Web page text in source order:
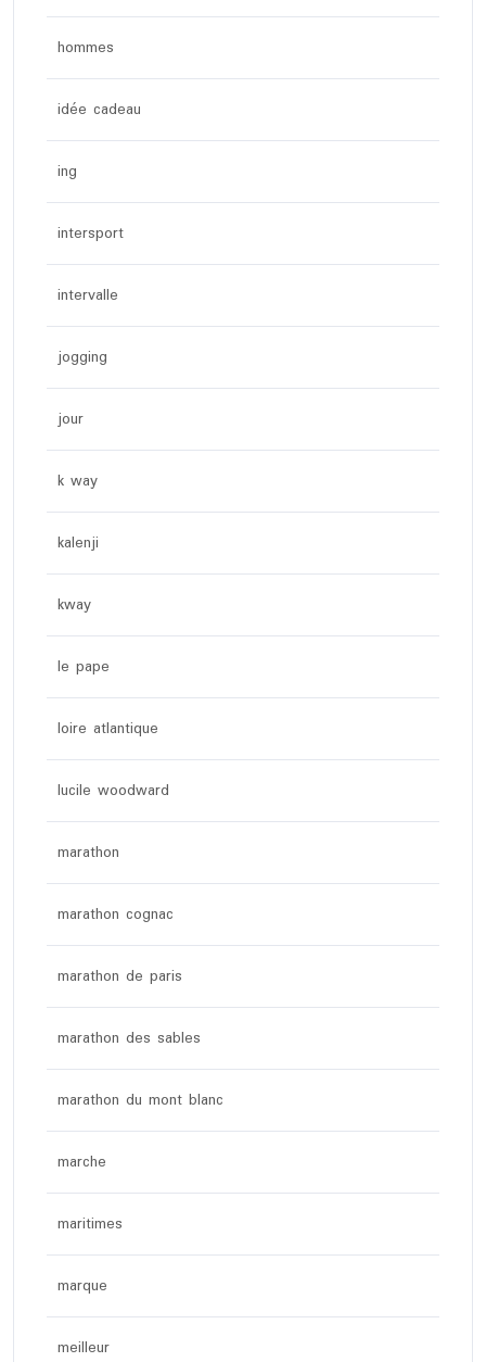
hommes
idée cadeau
ing
intersport
intervalle
jogging
jour
k way
kalenji
kway
le pape
loire atlantique
lucile woodward
marathon
marathon cognac
marathon de paris
marathon des sables
marathon du mont blanc
marche
maritimes
marque
meilleur